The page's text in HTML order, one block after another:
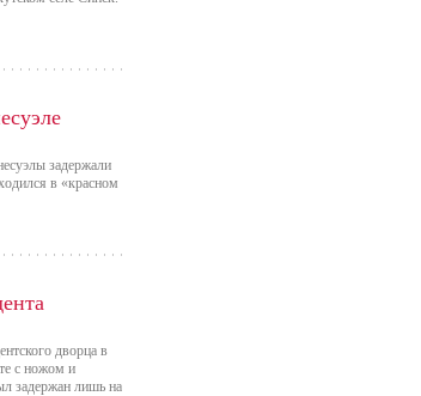
задержали
в «красном
дворца в
с ножом и
задержан лишь на